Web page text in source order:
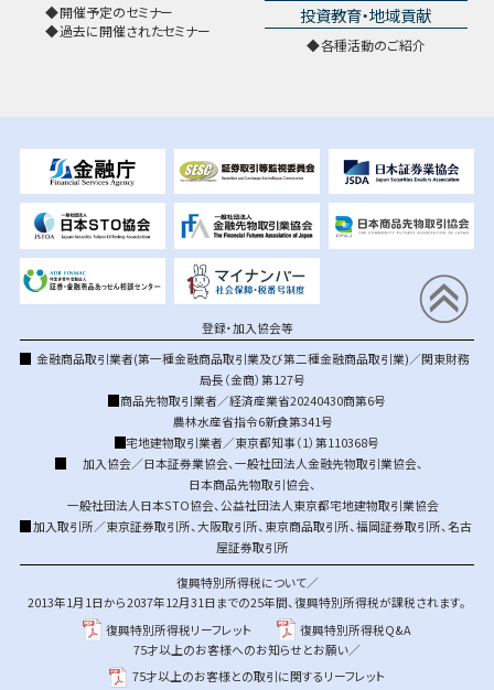
開催予定のセミナー
過去に開催されたセミナー
投資教育・地域貢献
各種活動のご紹介
登録・加入協会等
金融商品取引業者(第一種金融商品取引業及び第二種金融商品取引業)／関東財務
局長（金商）第127号
商品先物取引業者／経済産業省20240430商第6号
農林水産省指令6新食第341号
宅地建物取引業者／東京都知事（1）第110368号
加入協会／日本証券業協会、 一般社団法人金融先物取引業協会、
日本商品先物取引協会、
一般社団法人日本STO協会、 公益社団法人東京都宅地建物取引業協会
加入取引所／東京証券取引所、大阪取引所、 東京商品取引所、福岡証券取引所、名古
屋証券取引所
復興特別所得税について／
2013年1月1日から2037年12月31日までの25年間、復興特別所得税が課税されます。
復興特別所得税リーフレット
復興特別所得税Q&A
75才以上のお客様へのお知らせとお願い／
75才以上のお客様との取引に関するリーフレット